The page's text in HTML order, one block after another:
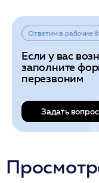
Ответим в рабочие
Если у вас
заполните
перезвоним
Задать вопрос